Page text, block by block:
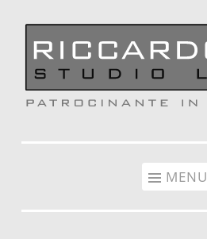
MENU